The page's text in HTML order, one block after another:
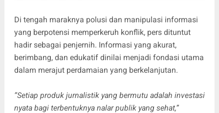
Di tengah maraknya polusi dan manipulasi informasi
yang berpotensi memperkeruh konflik, pers dituntut
hadir sebagai penjernih. Informasi yang akurat,
berimbang, dan edukatif dinilai menjadi fondasi utama
dalam merajut perdamaian yang berkelanjutan.
“Setiap produk jurnalistik yang bermutu adalah investasi
nyata bagi terbentuknya nalar publik yang sehat,”